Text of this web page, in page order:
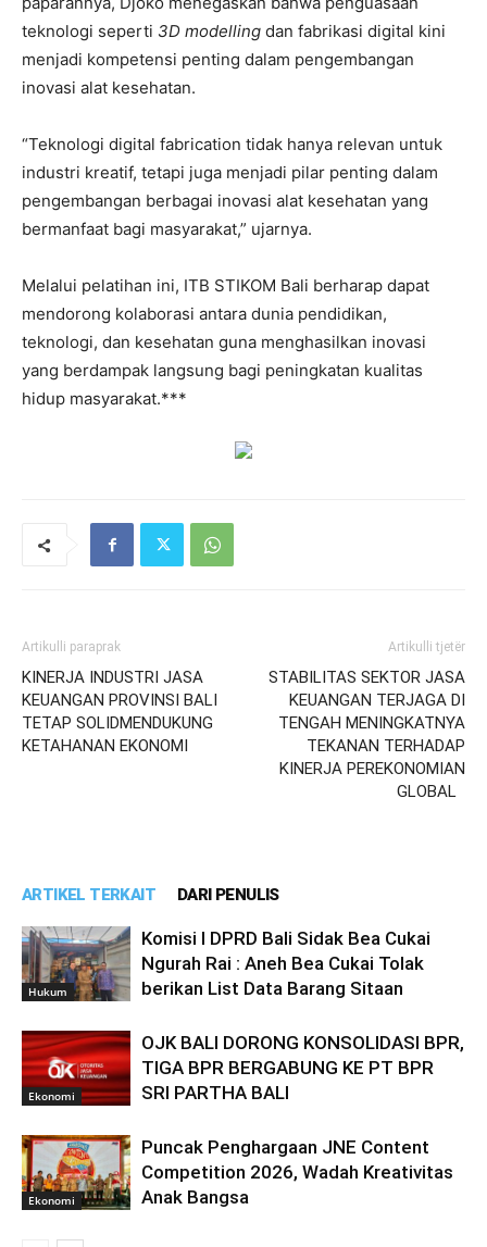
teknologi seperti 3D modelling dan fabrikasi digital kini
menjadi kompetensi penting dalam pengembangan
inovasi alat kesehatan.
“Teknologi digital fabrication tidak hanya relevan untuk
industri kreatif, tetapi juga menjadi pilar penting dalam
pengembangan berbagai inovasi alat kesehatan yang
bermanfaat bagi masyarakat,” ujarnya.
Melalui pelatihan ini, ITB STIKOM Bali berharap dapat
mendorong kolaborasi antara dunia pendidikan,
teknologi, dan kesehatan guna menghasilkan inovasi
yang berdampak langsung bagi peningkatan kualitas
hidup masyarakat.***
Artikulli paraprak
KINERJA INDUSTRI JASA
KEUANGAN PROVINSI BALI
TETAP SOLIDMENDUKUNG
KETAHANAN EKONOMI
Artikulli tjetër
STABILITAS SEKTOR JASA
KEUANGAN TERJAGA DI
TENGAH MENINGKATNYA
TEKANAN TERHADAP
KINERJA PEREKONOMIAN
GLOBAL
ARTIKEL TERKAIT DARI PENULIS
Hukum
Komisi I DPRD Bali Sidak Bea Cukai
Ngurah Rai : Aneh Bea Cukai Tolak
berikan List Data Barang Sitaan
Ekonomi
OJK BALI DORONG KONSOLIDASI BPR,
TIGA BPR BERGABUNG KE PT BPR
SRI PARTHA BALI
Ekonomi
Puncak Penghargaan JNE Content
Competition 2026, Wadah Kreativitas
Anak Bangsa